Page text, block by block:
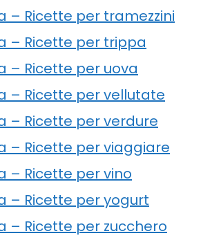
– Ricette per tramezzini
– Ricette per trippa
– Ricette per uova
– Ricette per vellutate
– Ricette per verdure
– Ricette per viaggiare
– Ricette per vino
– Ricette per yogurt
– Ricette per zucchero